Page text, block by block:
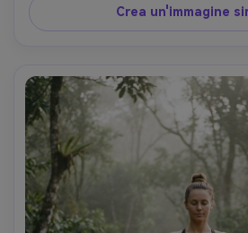
fotografia di stile di vita
Crea un'immagine